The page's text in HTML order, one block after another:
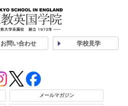
お問い合わせ 学校見学
メールマガジン